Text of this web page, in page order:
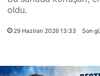
oldu.
29 Haziran 2026 13:33 Son